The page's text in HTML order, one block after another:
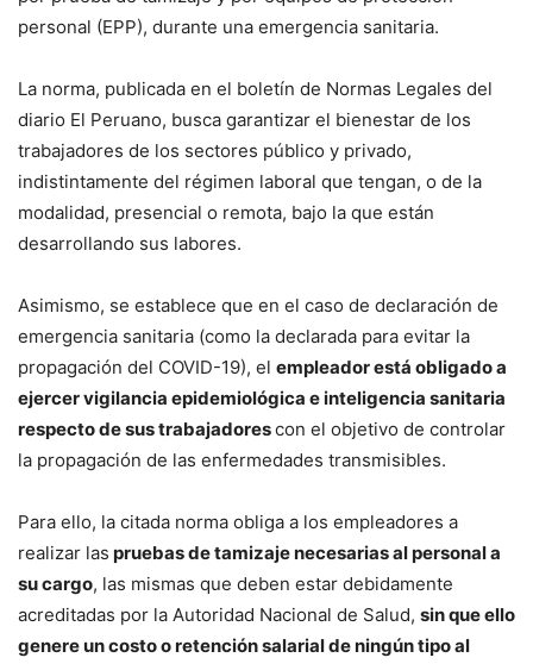
personal (EPP), durante una emergencia sanitaria.
La norma, publicada en el boletín de Normas Legales del
diario El Peruano, busca garantizar el bienestar de los
trabajadores de los sectores público y privado,
indistintamente del régimen laboral que tengan, o de la
modalidad, presencial o remota, bajo la que están
desarrollando sus labores.
Asimismo, se establece que en el caso de declaración de
emergencia sanitaria (como la declarada para evitar la
propagación del COVID-19), el empleador está obligado a
ejercer vigilancia epidemiológica e inteligencia sanitaria
respecto de sus trabajadorescon el objetivo de controlar
la propagación de las enfermedades transmisibles.
Para ello, la citada norma obliga a los empleadores a
realizar las pruebas de tamizaje necesarias al personal a
su cargo, las mismas que deben estar debidamente
acreditadas por la Autoridad Nacional de Salud, sin que ello
genere un costo o retención salarial de ningún tipo al